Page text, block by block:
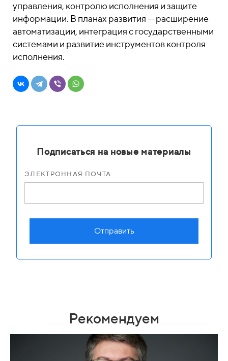
управления, контролю исполнения и защите
информации. В планах развития — расширение
автоматизации, интеграция с государственными
системами и развитие инструментов контроля
исполнения.
Подписаться на новые материалы
ЭЛЕКТРОННАЯ ПОЧТА
Отправить
Рекомендуем